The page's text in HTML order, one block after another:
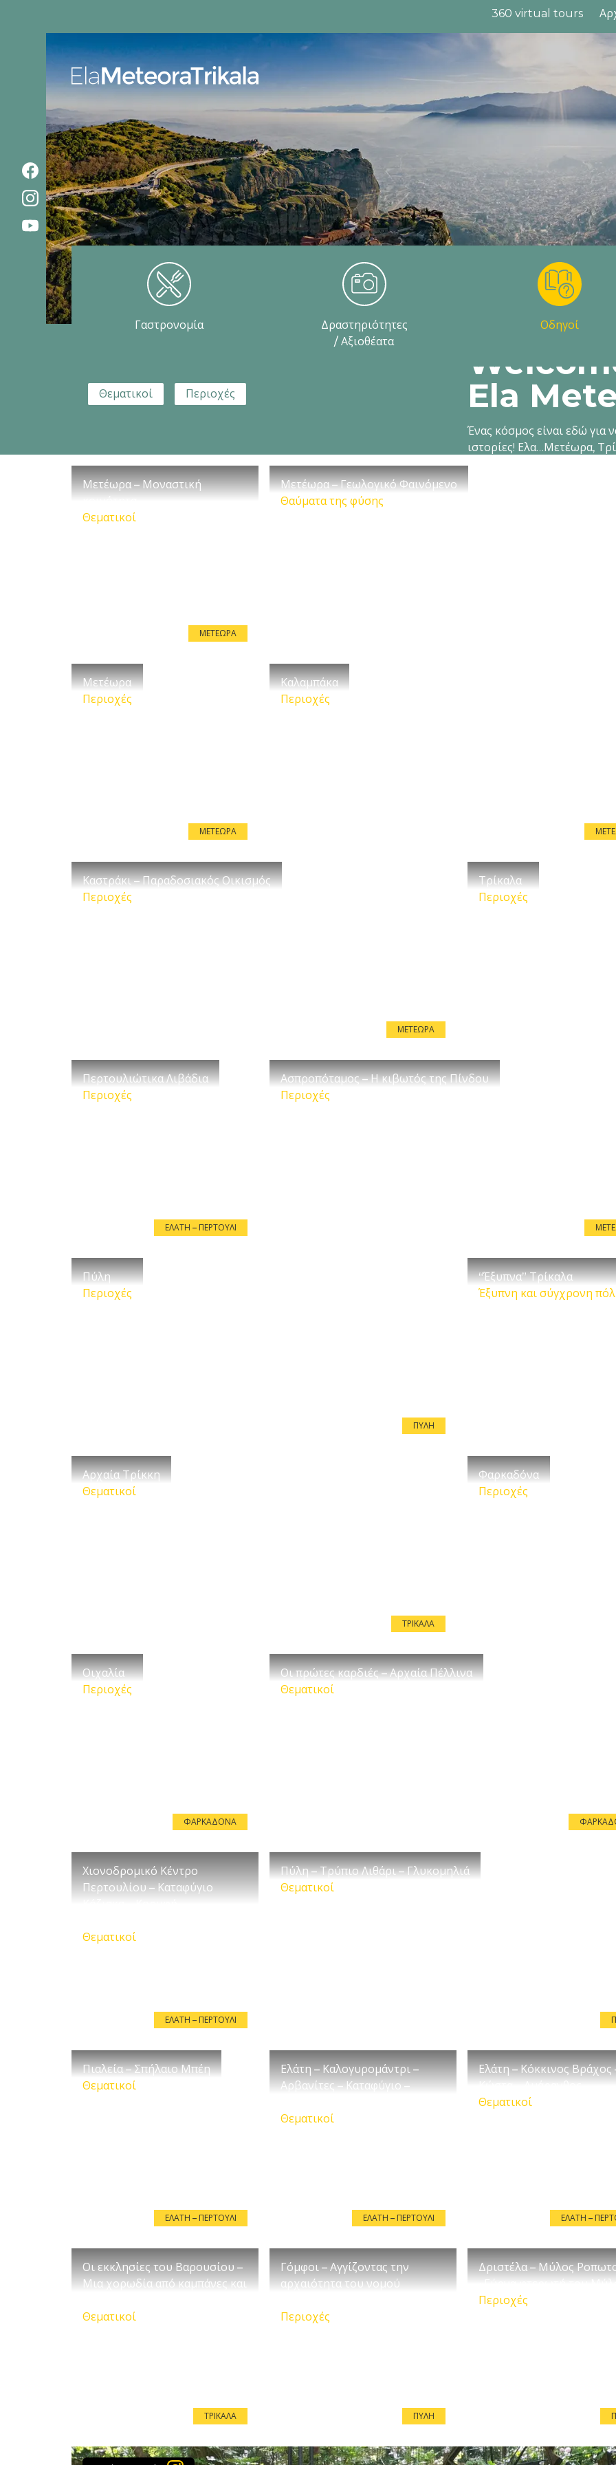
Ela MeteoraTrikala
360 virtual tours
Ela
Ένας κόσμος είναι εδώ για
ιστορίες! Ελα…Μετέωρα,
Γαστρονομία
Δραστηριότητες
/ Αξιοθέατα
Οδηγοί
Θεματικοί
Περιοχές
Μετέωρα – Μοναστική
Θεματικοί
ΜΕΤΈΩΡΑ
Μετέωρα – Γεωλογικό Φαινόμενο
Θαύματα της φύσης
Μετέωρα
Περιοχές
ΜΕΤΈΩΡΑ
Καλαμπάκα
Περιοχές
Καστράκι – Παραδοσιακός Οικισμός
Περιοχές
ΜΕΤΈΩΡΑ
Τρίκαλα
Περιοχές
Περτουλιώτικα Λιβάδια
Περιοχές
ΕΛΆΤΗ – ΠΕΡΤΟΎΛΙ
Ασπροπόταμος – Η κιβωτός της Πίνδου
Περιοχές
Πύλη
Περιοχές
ΠΎΛΗ
“Έξυπνα” Τρίκαλα
Έξυπνη και σύγχρονη
Αρχαία Τρίκκη
Θεματικοί
ΤΡΊΚΑΛΑ
Φαρκαδόνα
Περιοχές
Οιχαλία
Περιοχές
ΦΑΡΚΑΔΌΝΑ
Οι πρώτες καρδιές – Αρχαία Πέλλινα
Θεματικοί
Χιονοδρομικό Κέντρο
Περτουλίου – Καταφύγιο
Θεματικοί
ΕΛΆΤΗ – ΠΕΡΤΟΎΛΙ
Πύλη – Τρύπιο Λιθάρι – Γλυκομηλιά
Θεματικοί
Πιαλεία – Σπήλαιο Μπέη
Θεματικοί
ΕΛΆΤΗ – ΠΕΡΤΟΎΛΙ
Ελάτη – Καλογυρομάντρι –
Αρβανίτες – Καταφύγιο –
Θεματικοί
ΕΛΆΤΗ – ΠΕΡΤΟΎΛΙ
Ελάτη – Κόκκινος Βράχος
Θεματικοί
ΕΛΆΤΗ –
Οι εκκλησίες του Βαρουσίου –
Μια χορωδία από καμπάνες και
Θεματικοί
ΤΡΊΚΑΛΑ
Γόμφοι – Αγγίζοντας την
αρχαιότητα του νομού
Περιοχές
ΠΎΛΗ
Δριστέλα – Μύλος
Περιοχές